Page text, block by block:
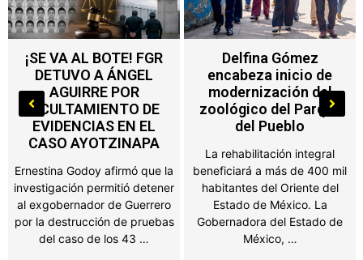
Delfina Gómez
encabeza inicio de
modernización del
zoológico del Parque
del Pueblo
beneficiará a más de 400 mil
habitantes del Oriente del
Estado de México. La
Gobernadora del Estado de
México, …
Nuevo impuesto en
Edoméx alcanza a
máquinas de
videojuegos, ferias y
salones de fiesta
Propietarios de negocios,
salones de fiestas, ferias y
establecimientos que
obtengan ingresos por juegos
o espectáculos públicos en el
Estado de México …